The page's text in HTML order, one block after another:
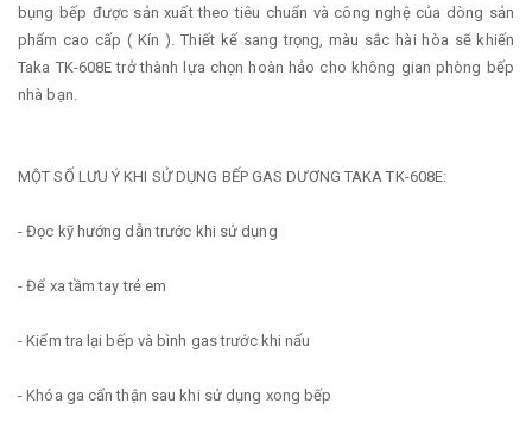
bụng bếp được sản xuất theo tiêu chuẩn và công nghệ của dòng sản
phẩm cao cấp ( Kín ). Thiết kế sang trọng, màu sắc hài hòa sẽ khiến
Taka TK-608E trở thành lựa chọn hoàn hảo cho không gian phòng bếp
nhà bạn.
MỘT SỐ LƯU Ý KHI SỬ DỤNG BẾP GAS DƯƠNG TAKA TK-608E:
- Đọc kỹ hướng dẫn trước khi sử dụng
- Để xa tầm tay trẻ em
- Kiểm tra lại bếp và bình gas trước khi nấu
- Khóa ga cẩn thận sau khi sử dụng xong bếp